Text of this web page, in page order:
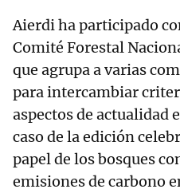
Aierdi ha participado
Comité Forestal
que agrupa a varias
para intercambiar
aspectos de actualidad
caso de la edición
papel de los bosques
emisiones de carbono